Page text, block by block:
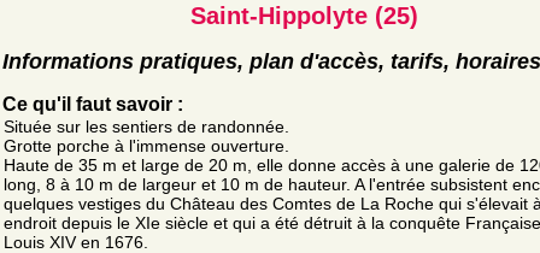
Saint-Hippolyte (25)
Informations pratiques, plan d'accès, tarifs, horaires
Ce qu'il faut savoir :
Située sur les sentiers de randonnée.
Grotte porche à l'immense ouverture.
Haute de 35 m et large de 20 m, elle donne accès à une galerie de
long, 8 à 10 m de largeur et 10 m de hauteur. A l'entrée subsistent
quelques vestiges du Château des Comtes de La Roche qui s'élevait
endroit depuis le XIe siècle et qui a été détruit à la conquête
Louis XIV en 1676.